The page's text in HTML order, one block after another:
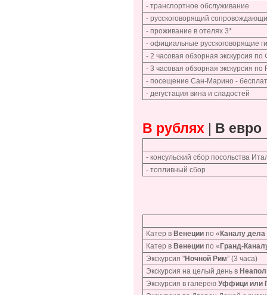
- транспортное обслуживание
- русскоговорящий
- проживание в отелях 3*
- официальные русскоговорящие
- 2 часовая обзорная экскурсия
- 3 часовая обзорная экскурсия по
- посещение Сан-Марино -
- дегустация вина и сладостей
В рублях В евро
- консульский сбор посольства
- топливный сбор
Катер в Венеции по « Каналу
Катер в Венеции по « Гранд-
Экскурсия "Ночной Рим” (3 часа)
Экскурсия на целый день в
Экскурсия в галерею Уффици или